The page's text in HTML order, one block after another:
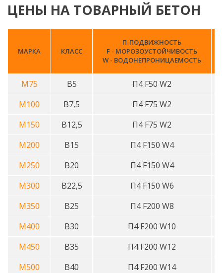
ЦЕНЫ НА ТОВАРНЫЙ БЕТОН
МАРКА КЛАСС
П-ПОДВИЖНОСТЬ
F - МОРОЗОУСТОЙЧИВОСТЬ
W - ВОДОНЕПРОНИЦАЕМОСТЬ
М75 В5 П4 F50 W2
М100
В7,5
П4 F75 W2
М150
В12,5
П4 F75 W2
М200
В15
П4 F150 W4
М250
В20
П4 F150 W4
М300
В22,5
П4 F150 W6
М350
В25
П4 F200 W8
М400
В30
П4 F200 W10
М450
В35
П4 F200 W12
М500
В40
П4 F200 W14